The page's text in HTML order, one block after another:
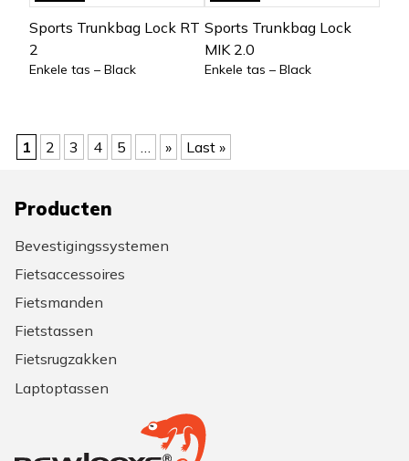
Sports Trunkbag Lock RT
2
Enkele tas – Black
Sports Trunkbag Lock
MIK 2.0
Enkele tas – Black
1 2 3 4 5 … » Last »
Producten
Bevestigingssystemen
Fietsaccessoires
Fietsmanden
Fietstassen
Fietsrugzakken
Laptoptassen